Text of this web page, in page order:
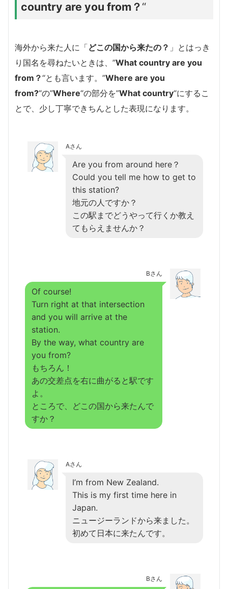
country are you from？“
海外から来た人に「どこの国から来たの？ 」とはっき
り国名を尋ねたいときは、”What country are you
from？“とも言います。”Where are you
from?“の”Where“の部分を”What country“にするこ
とで、少し丁寧できちんとした表現になります。
Aさん
Are you from around here？
Could you tell me how to get to
this station?
地元の人ですか？
この駅までどうやって行くか教え
てもらえませんか？
Bさん
Of course!
Turn right at that intersection
and you will arrive at the
station.
By the way, what country are
you from?
もちろん！
あの交差点を右に曲がると駅です
よ。
ところで、どこの国から来たんで
すか？
Aさん
I’m from New Zealand.
This is my first time here in
Japan.
ニュージーランドから来ました。
初めて日本に来たんです。
Bさん